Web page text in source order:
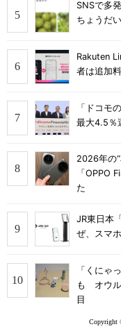
SNSで多
ちょうだ
Rakuten
者は追加
「ドコモ
最大4.5％
2026年の
「OPPO
た
JR東日本
ぜ、スマ
「くにゃ
も オウル
目
Copyright